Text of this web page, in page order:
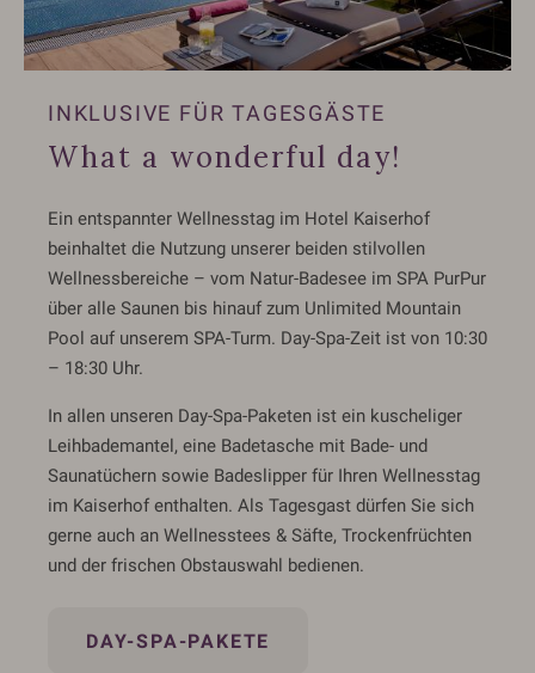
INKLUSIVE FÜR TAGESGÄSTE
What a wonderful day!
Ein entspannter Wellnesstag im Hotel Kaiserhof
beinhaltet die Nutzung unserer beiden stilvollen
Wellnessbereiche – vom Natur-Badesee im SPA PurPur
über alle Saunen bis hinauf zum Unlimited Mountain
Pool auf unserem SPA-Turm. Day-Spa-Zeit ist von 10:30
– 18:30 Uhr.
In allen unseren Day-Spa-Paketen ist ein kuscheliger
Leihbademantel, eine Badetasche mit Bade- und
Saunatüchern sowie Badeslipper für Ihren Wellnesstag
im Kaiserhof enthalten. Als Tagesgast dürfen Sie sich
gerne auch an Wellnesstees & Säfte, Trockenfrüchten
und der frischen Obstauswahl bedienen.
DAY-SPA-PAKETE